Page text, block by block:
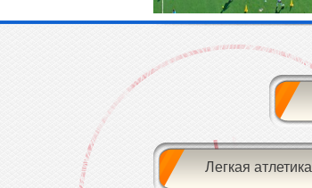
Легкая атлетика